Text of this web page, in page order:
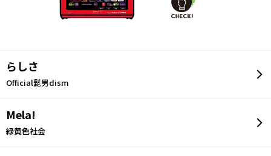
らしさ
Official髭男dism
Mela!
緑黄色社会